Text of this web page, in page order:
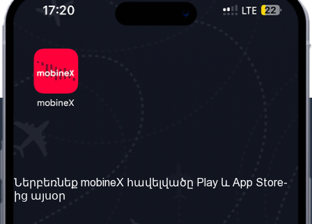
Մեր մասին
Մեր ծառայությունները
Պայմաններ և դրույթներ
Ներբեռնեք mobineX հավելվածը Play և App Store-
ից այսօր